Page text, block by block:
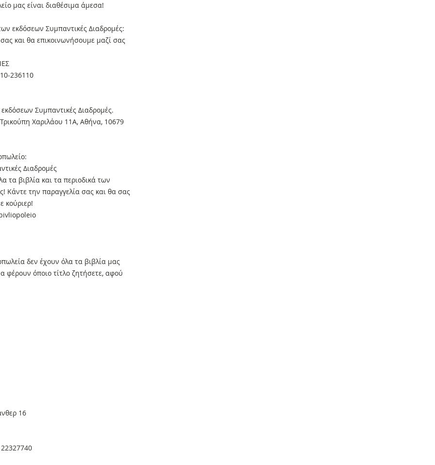
μας είναι διαθέσιμα άμεσα!
εκδόσεων Συμπαντικές Διαδρομές:
και θα επικοινωνήσουμε μαζί σας
236110
Συμπαντικές Διαδρομές.
Χαριλάου 11Α, Αθήνα, 10679
Διαδρομές
τα βιβλία και τα περιοδικά των
Κάντε την παραγγελία σας και θα σας
κούριερ!
δεν έχουν όλα τα βιβλία μας
φέρουν όποιο τίτλο ζητήσετε, αφού
16